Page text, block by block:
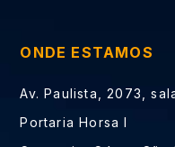
ONDE ESTAMOS
Av. Paulista, 2073,
Portaria Horsa I